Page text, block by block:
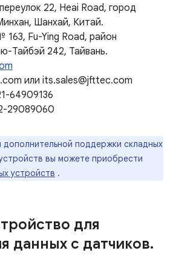
22, Heai Road, город
Шанхай, Китай.
163, Fu-Ying Road, район
Тайбэй 242, Тайвань.
или its.sales@jfttec.com
64909136
29089060
дополнительной поддержки складных
вы можете приобрести
устройств .
для
данных с датчиков.